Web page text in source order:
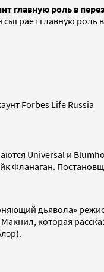
главную роль в
сыграет главную
Forbes Life Russia
Universal и
Фланаган.
дьявола»
Макнил, которая